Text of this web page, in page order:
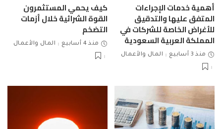
أهمية خدمات الإجراءات
المتفق عليها والتدقيق
للأغراض الخاصة للشركات في
المملكة العربية السعودية
منذ 3 أسابيع المال والأعمال
كيف يحمي المستثمرون
القوة الشرائية خلال أزمات
التضخم
منذ 4 أسابيع المال والأعمال